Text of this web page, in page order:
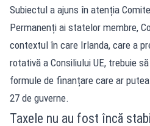
Subiectul a ajuns în atenția
Permanenți ai statelor membre,
contextul în care Irlanda, care a
rotativă a Consiliului UE, trebuie
formule de finanțare care ar
27 de guverne.
Taxele nu au fost încă